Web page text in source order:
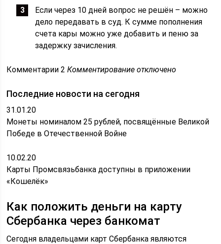
Если через 10 дней вопрос не решён – можно
дело передавать в суд. К сумме пополнения
счета кары можно уже добавить и пеню за
задержку зачисления.
Комментарии 2Комментирование отключено
Последние новости на сегодня
31.01.20
Монеты номиналом 25 рублей, посвящённые Великой
Победе в Отечественной Войне
10.02.20
Карты Промсвязьбанка доступны в приложении
«Кошелёк»
Как положить деньги на карту
Сбербанка через банкомат
Сегодня владельцами карт Сбербанка являются